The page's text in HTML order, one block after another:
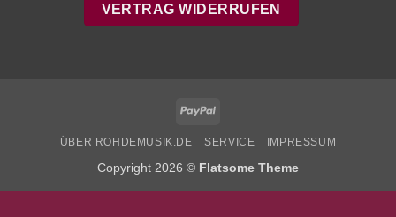
VERTRAG WIDERRUFEN
PayPal
ÜBER ROHDEMUSIK.DE SERVICE IMPRESSUM
Copyright 2026 © Flatsome Theme